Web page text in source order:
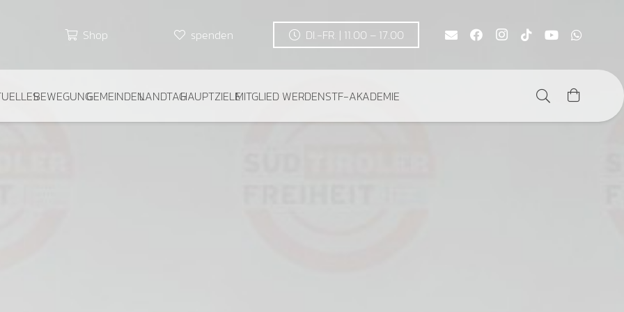
Shop spenden DI.-FR. | 11.00 – 17.00
BEWEGUNGGEMEINDENLANDTAGHAUPTZIELEMITGLIED WERDENSTF-AKADEMIE